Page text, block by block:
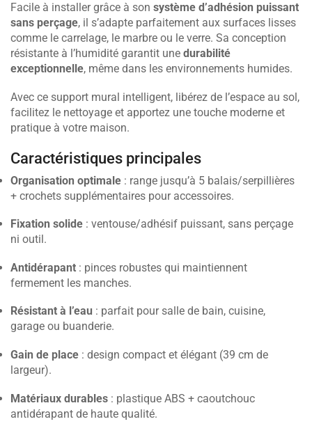
Facile à installer grâce à son système d’adhésion puissant
sans perçage, il s’adapte parfaitement aux surfaces lisses
comme le carrelage, le marbre ou le verre. Sa conception
résistante à l’humidité garantit une durabilité
exceptionnelle, même dans les environnements humides.
Avec ce support mural intelligent, libérez de l’espace au sol,
facilitez le nettoyage et apportez une touche moderne et
pratique à votre maison.
Caractéristiques principales
Organisation optimale : range jusqu’à 5 balais/serpillières
+ crochets supplémentaires pour accessoires.
Fixation solide : ventouse/adhésif puissant, sans perçage
ni outil.
Antidérapant : pinces robustes qui maintiennent
fermement les manches.
Résistant à l’eau : parfait pour salle de bain, cuisine,
garage ou buanderie.
Gain de place : design compact et élégant (39 cm de
largeur).
Matériaux durables : plastique ABS + caoutchouc
antidérapant de haute qualité.